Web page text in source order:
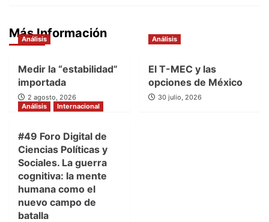
Más Información
Análisis
Medir la “estabilidad”
importada
2 agosto, 2026
Análisis
El T-MEC y las
opciones de México
30 julio, 2026
Análisis
Internacional
#49 Foro Digital de
Ciencias Políticas y
Sociales. La guerra
cognitiva: la mente
humana como el
nuevo campo de
batalla